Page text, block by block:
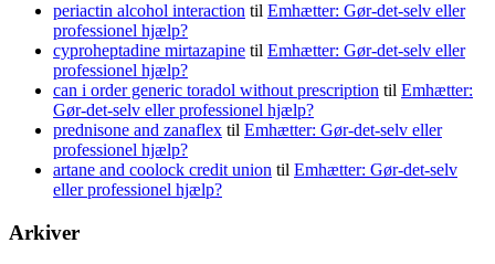
periactin alcohol interaction til Emhætter: Gør-det-selv eller
professionel hjælp?
cyproheptadine mirtazapine til Emhætter: Gør-det-selv eller
professionel hjælp?
can i order generic toradol without prescription til Emhætter:
Gør-det-selv eller professionel hjælp?
prednisone and zanaflex til Emhætter: Gør-det-selv eller
professionel hjælp?
artane and coolock credit union til Emhætter: Gør-det-selv
eller professionel hjælp?
Arkiver